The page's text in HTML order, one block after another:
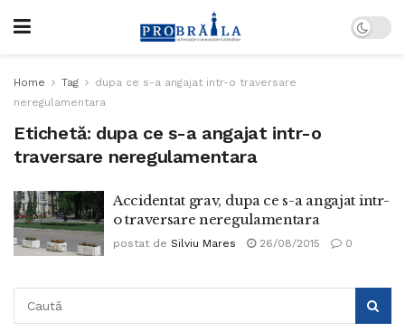
Home Tag
dupa ce s-a angajat intr-o traversare
neregulamentara
Etichetă: dupa ce s-a angajat intr-o
traversare neregulamentara
Accidentat grav, dupa ce s-a angajat intr-
o traversare neregulamentara
postat de Silviu Mares 26/08/2015 0